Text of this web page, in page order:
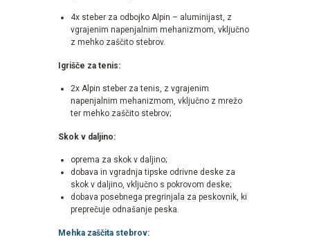
4x steber za odbojko Alpin – aluminijast, z
vgrajenim napenjalnim mehanizmom, vključno
z mehko zaščito stebrov.
Igrišče za tenis:
2x Alpin steber za tenis, z vgrajenim
napenjalnim mehanizmom, vključno z mrežo
ter mehko zaščito stebrov;
Skok v daljino:
oprema za skok v daljino;
dobava in vgradnja tipske odrivne deske za
skok v daljino, vključno s pokrovom deske;
dobava posebnega pregrinjala za peskovnik, ki
preprečuje odnašanje peska.
Mehka zaščita stebrov: